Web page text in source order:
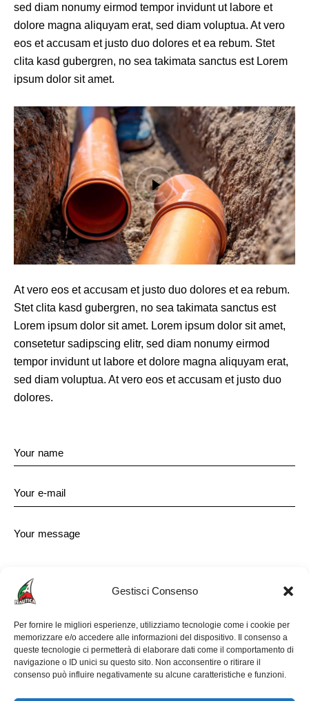
Gestisci Consenso
Per fornire le migliori esperienze, utilizziamo tecnologie come i cookie per
memorizzare e/o accedere alle informazioni del dispositivo. Il consenso a
queste tecnologie ci permetterà di elaborare dati come il comportamento di
navigazione o ID unici su questo sito. Non acconsentire o ritirare il
consenso può influire negativamente su alcune caratteristiche e funzioni.
sed diam nonumy eirmod tempor invidunt ut labore et
dolore magna aliquyam erat, sed diam voluptua. At vero
eos et accusam et justo duo dolores et ea rebum. Stet
clita kasd gubergren, no sea takimata sanctus est Lorem
ipsum dolor sit amet.
At vero eos et accusam et justo duo dolores et ea rebum.
Stet clita kasd gubergren, no sea takimata sanctus est
Lorem ipsum dolor sit amet. Lorem ipsum dolor sit amet,
consetetur sadipscing elitr, sed diam nonumy eirmod
tempor invidunt ut labore et dolore magna aliquyam erat,
sed diam voluptua. At vero eos et accusam et justo duo
dolores.
I agree that my submitted data is being collected and
stored.